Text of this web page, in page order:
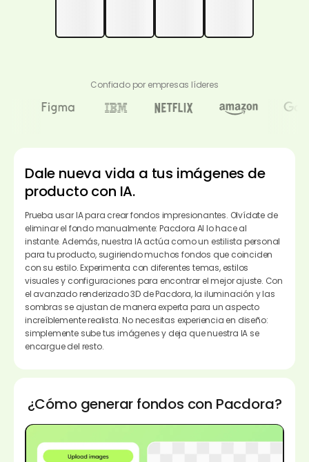
Confiado por empresas líderes
Dale nueva vida a tus imágenes de
producto con IA.
Prueba usar IA para crear fondos impresionantes. Olvídate de
eliminar el fondo manualmente: Pacdora AI lo hace al
instante. Además, nuestra IA actúa como un estilista personal
para tu producto, sugiriendo muchos fondos que coinciden
con su estilo. Experimenta con diferentes temas, estilos
visuales y configuraciones para encontrar el mejor ajuste. Con
el avanzado renderizado 3D de Pacdora, la iluminación y las
sombras se ajustan de manera experta para un aspecto
increíblemente realista. No necesitas experiencia en diseño:
simplemente sube tus imágenes y deja que nuestra IA se
encargue del resto.
¿Cómo generar fondos con Pacdora?